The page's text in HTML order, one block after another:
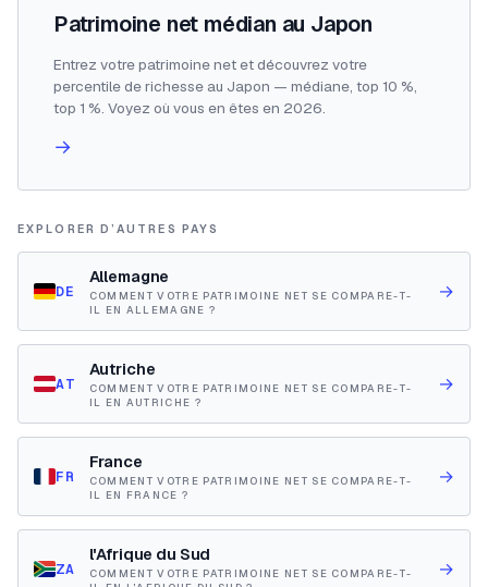
Patrimoine net médian au Japon
Entrez votre patrimoine net et découvrez votre
percentile de richesse au Japon — médiane, top 10 %,
top 1 %. Voyez où vous en êtes en 2026.
→
EXPLORER D’AUTRES PAYS
DE
Allemagne
COMMENT VOTRE PATRIMOINE NET SE COMPARE-T-
IL EN ALLEMAGNE ?
→
AT
Autriche
COMMENT VOTRE PATRIMOINE NET SE COMPARE-T-
IL EN AUTRICHE ?
→
FR
France
COMMENT VOTRE PATRIMOINE NET SE COMPARE-T-
IL EN FRANCE ?
→
ZA
l'Afrique du Sud
COMMENT VOTRE PATRIMOINE NET SE COMPARE-T-
→